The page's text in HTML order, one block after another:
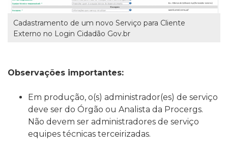
Cadastramento de um novo Serviço para Cliente
Externo no Login Cidadão Gov.br
Observações importantes:
Em produção, o(s) administrador(es) de serviço
deve ser do Órgão ou Analista da Procergs.
Não devem ser administradores de serviço
equipes técnicas terceirizadas.